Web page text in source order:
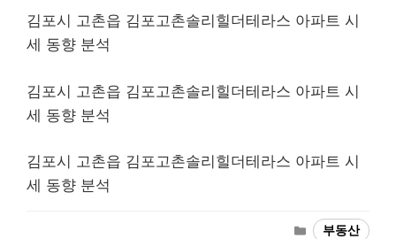
김포시 고촌읍 김포고촌솔리힐더테라스 아파트 시
세 동향 분석
김포시 고촌읍 김포고촌솔리힐더테라스 아파트 시
세 동향 분석
김포시 고촌읍 김포고촌솔리힐더테라스 아파트 시
세 동향 분석
Categories
부동산